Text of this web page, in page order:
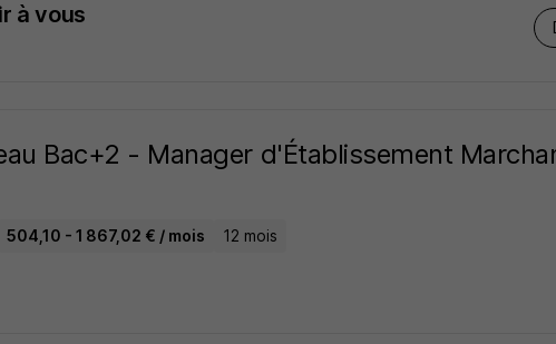
à vous
Bac+2 - Manager d'Établissement
504,10 - 1 867,02 € / mois 12 mois